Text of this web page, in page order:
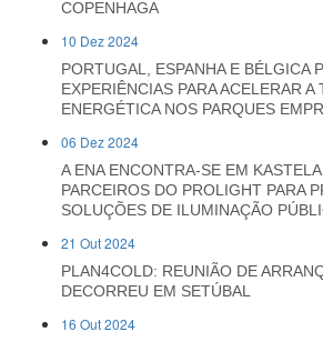
COPENHAGA
10 Dez 2024
PORTUGAL, ESPANHA E BÉLGICA
EXPERIÊNCIAS PARA ACELERAR A
ENERGÉTICA NOS PARQUES
06 Dez 2024
A ENA ENCONTRA-SE EM
PARCEIROS DO PROLIGHT PARA
SOLUÇÕES DE ILUMINAÇÃO
21 Out 2024
PLAN4COLD: REUNIÃO DE
DECORREU EM SETÚBAL
16 Out 2024